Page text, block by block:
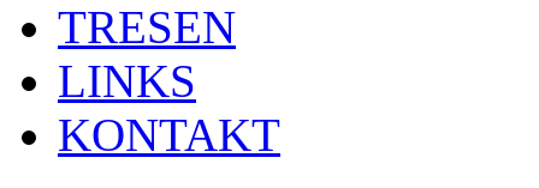
TRESEN
LINKS
KONTAKT